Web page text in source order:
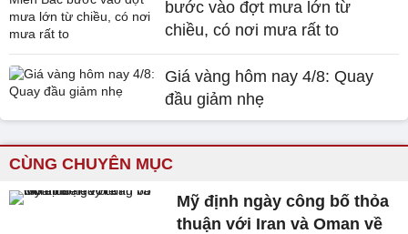
bước vào đợt mưa lớn từ
chiều, có nơi mưa rất to
Giá vàng hôm nay 4/8: Quay
đầu giảm nhẹ
CÙNG CHUYÊN MỤC
Mỹ định ngày công bố thỏa
thuận với Iran và Oman về